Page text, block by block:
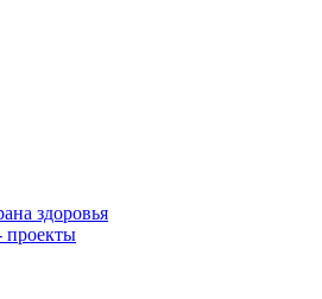
здоровья
проекты